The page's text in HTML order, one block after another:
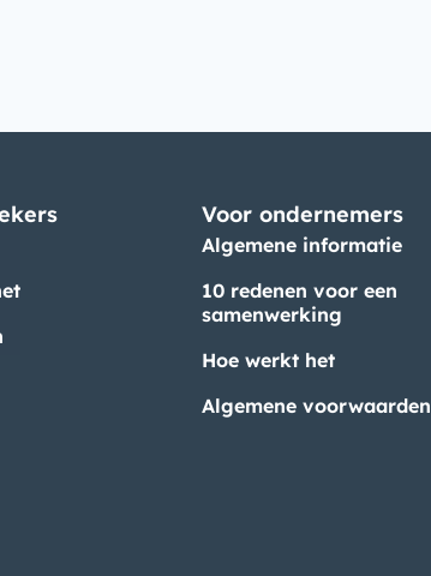
Voor ondernemers
Algemene informatie
10 redenen voor een
samenwerking
Hoe werkt het
Algemene voorwaarden